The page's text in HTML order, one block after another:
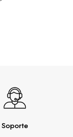
Soporte